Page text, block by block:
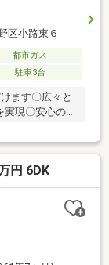
区小路東６
都市ガス
駐車3台
ます〇広々と
現〇安心の鉄
高い立地！4路
の鉄骨造、し
お家で、家族そ
複数の駅があ
円 6DK